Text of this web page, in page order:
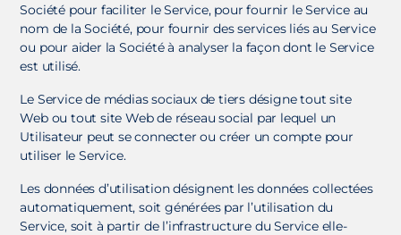
Société pour faciliter le Service, pour fournir le Service au
nom de la Société, pour fournir des services liés au Service
ou pour aider la Société à analyser la façon dont le Service
est utilisé.
Le Service de médias sociaux de tiers désigne tout site
Web ou tout site Web de réseau social par lequel un
Utilisateur peut se connecter ou créer un compte pour
utiliser le Service.
Les données d’utilisation désignent les données collectées
automatiquement, soit générées par l’utilisation du
Service, soit à partir de l’infrastructure du Service elle-